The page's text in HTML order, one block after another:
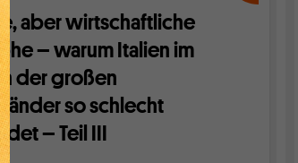
aber wirtschaftliche
– warum Italien im
der großen
so schlecht
– Teil III